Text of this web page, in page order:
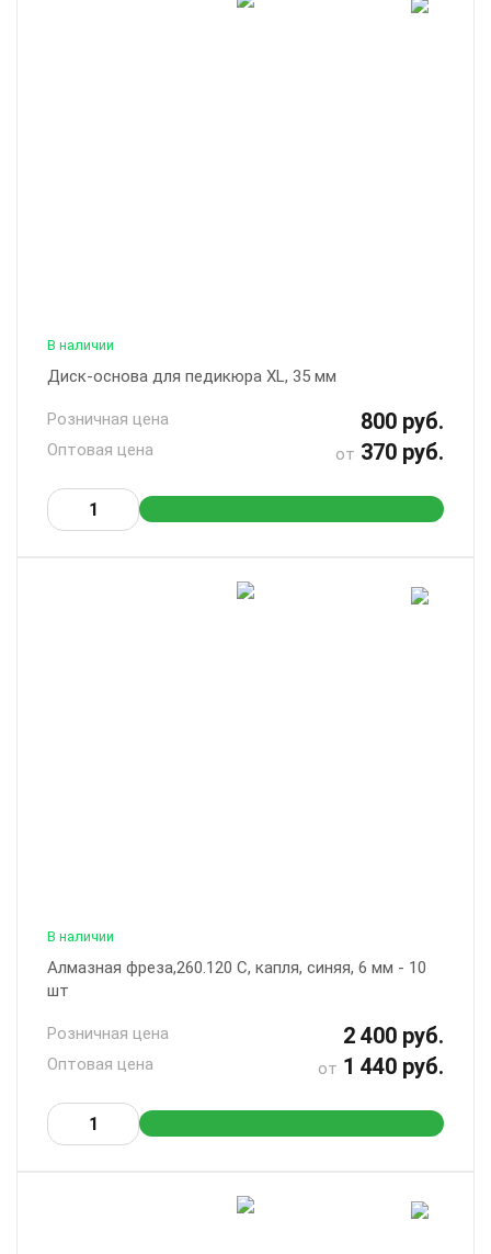
В наличии
Диск-основа для педикюра XL, 35 мм
Розничная цена 800 руб.
Оптовая цена от 370 руб.
В наличии
Алмазная фреза,260.120 С, капля, синяя, 6 мм - 10
шт
Розничная цена 2 400 руб.
Оптовая цена от 1 440 руб.